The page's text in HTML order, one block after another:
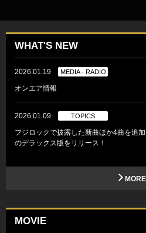
WHAT'S NEW
2026.01.19 MEDIA - RADIO
オンエア情報
2026.01.09 TOPICS
フジロックで披露した新曲ほか4曲を追
のデラックス版をリリース！
MORE
MOVIE